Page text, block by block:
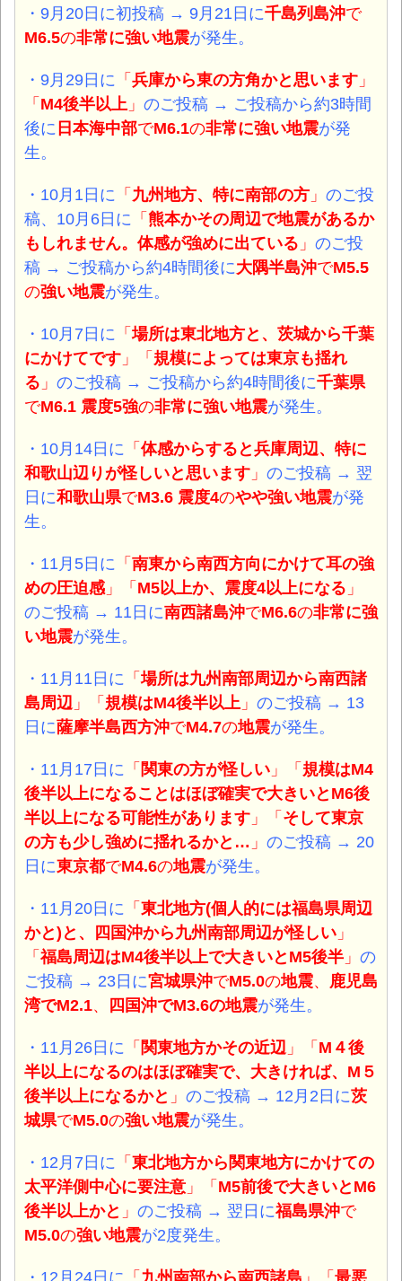
・9月20日 に初投稿 → 9月21日 に千島列島沖で
M6.5の非常に強い地震が発生。
・9月29日 に 「 兵庫から東の方角かと思います 」
「 M4後半以上 」 のご投稿 → ご投稿から約3時間
後に 日本海中部でM6.1の非常に強い地震が発
生。
・10月1日 に 「 九州地方、特に南部の方 」 のご投
稿、10月6日に 「 熊本かその周辺で地震があるか
もしれません。体感が強めに出ている 」 のご投
稿 → ご投稿から約4時間後に大隅半島沖でM5.5
の強い地震が発生。
・10月7日 に 「場所は東北地方と、茨城から千葉
にかけてです 」「 規模によっては東京も揺れ
る 」 のご投稿 → ご投稿から約4時間後に千葉県
でM6.1 震度5強の非常に強い地震が発生。
・10月14日 に 「 体感からすると兵庫周辺、特に
和歌山辺りが怪しいと思います 」 のご投稿 → 翌
日に和歌山県でM3.6 震度4のやや強い地震が発
生。
・11月5日に 「 南東から南西方向にかけて耳の強
めの圧迫感」「 M5以上か、震度4以上になる 」
のご投稿 → 11日に南西諸島沖でM6.6の非常に強
い地震が発生。
・11月11日に 「場所は九州南部周辺から南西諸
島周辺」「 規模はM4後半以上 」 のご投稿 → 13
日に薩摩半島西方沖でM4.7の地震が発生。
・11月17日に 「 関東の方が怪しい 」「 規模はM4
後半以上になることはほぼ確実で大きいとM6後
半以上になる可能性があります 」「 そして東京
の方も少し強めに揺れるかと… 」 のご投稿 → 20
日に東京都でM4.6の地震が発生。
・11月20日に 「 東北地方(個人的には福島県周辺
かと)と、四国沖から九州南部周辺が怪しい 」
「 福島周辺はM4後半以上で大きいとM5後半 」 の
ご投稿 → 23日に宮城県沖でM5.0の地震、 鹿児島
湾でM2.1、 四国沖でM3.6の地震が発生。
・11月26日に 「 関東地方かその近辺」「 M４後
半以上になるのはほぼ確実で、大きければ、M５
後半以上になるかと 」 のご投稿 → 12月2日に茨
城県でM5.0の強い地震が発生。
・12月7日に 「 東北地方から関東地方にかけての
太平洋側中心に要注意 」「 M5前後で大きいとM6
後半以上かと 」 のご投稿 → 翌日に福島県沖で
M5.0の強い地震が2度発生。